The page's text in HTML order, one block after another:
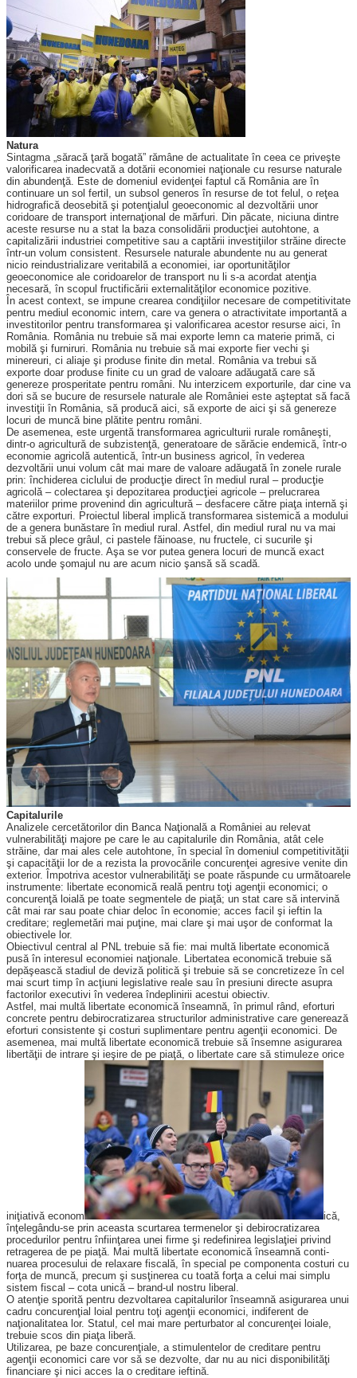
Natura
Sintagma „săracă ţară bogată” ră­mâne de actualitate în ceea ce pri­veşte
valorificarea inadecvată a dotării economiei naţionale cu re­surse naturale
din abundenţă. Este de domeniul evidenţei faptul că Ro­mânia are în
continuare un sol fertil, un subsol generos în resurse de tot felul, o reţea
hidrografică deosebită şi potenţialul geoeconomic al dez­voltării unor
coridoare de transport internaţional de mărfuri. Din păcate, niciuna dintre
aceste resurse nu a stat la baza consolidării producţiei autohtone, a
capitalizării industriei competitive sau a captării investiţiilor străine directe
într-un volum con­sistent. Resursele naturale abundente nu au generat
nicio reindustrializare veritabilă a economiei, iar opor­tunităţilor
geoeconomice ale cori­doarelor de transport nu li s-a acordat atenţia
necesară, în scopul fruc­tificării externalităţilor economice pozitive.
În acest context, se impune crearea condiţiilor necesare de compe­titivitate
pentru mediul economic intern, care va genera o atractivitate importantă a
investitorilor pentru transformarea şi valorificarea acestor resurse aici, în
România. România nu trebuie să mai exporte lemn ca materie primă, ci
mobilă şi furniruri. România nu trebuie să mai exporte fier vechi şi
minereuri, ci aliaje şi produse finite din metal. România va trebui să
exporte doar produse finite cu un grad de valoare adăugată care să
genereze prosperitate pentru români. Nu interzicem exporturile, dar cine va
dori să se bucure de resursele naturale ale României este aşteptat să facă
investiţii în România, să producă aici, să exporte de aici şi să genereze
locuri de muncă bine plătite pentru români.
De asemenea, este urgentă transformarea agriculturii rurale româneşti,
dintr-o agricultură de subzistenţă, generatoare de sărăcie endemică, într-o
economie agricolă autentică, într-un business agricol, în vederea
dezvoltării unui volum cât mai mare de valoare adăugată în zonele rurale
prin: închiderea ciclului de producţie direct în mediul rural – producţie
agricolă – colectarea şi depozitarea producţiei agricole – prelucrarea
materiilor prime provenind din agricultură – desfacere către piaţa internă şi
către exporturi. Proiectul liberal implică transfor­marea sistemică a modului
de a genera bunăstare în mediul rural. Astfel, din mediul rural nu va mai
trebui să plece grâul, ci pastele făinoase, nu fructele, ci sucurile şi
conservele de fructe. Aşa se vor putea genera locuri de muncă exact
acolo unde şomajul nu are acum nicio şansă să scadă.
Capitalurile
Analizele cercetătorilor din Banca Naţională a României au relevat
vulnerabilităţi majore pe care le au capitalurile din România, atât cele
străine, dar mai ales cele autohtone, în special în domeniul com­pe­titivităţii
şi capacităţii lor de a rezista la provocările concurenţei agresive venite din
exterior. Împotriva acestor vulnerabilităţi se poate răspunde cu următoarele
instrumente: libertate economică reală pentru toţi agenţii economici; o
concurenţă loială pe toate segmentele de piaţă; un stat care să intervină
cât mai rar sau poate chiar deloc în economie; acces facil şi ieftin la
creditare; reglemetări mai puţine, mai clare şi mai uşor de conformat la
obiectivele lor.
Obiectivul central al PNL trebuie să fie: mai multă libertate economică
pusă în interesul economiei naţio­nale. Libertatea economică trebuie să
depăşească stadiul de deviză politică şi trebuie să se concretizeze în cel
mai scurt timp în acţiuni legislative reale sau în presiuni directe asupra
fac­torilor executivi în vederea înde­plinirii acestui obiectiv.
Astfel, mai multă libertate economică înseamnă, în primul rând, eforturi
concrete pentru debiro­cratizarea structurilor administrative care generează
eforturi consistente şi costuri suplimentare pentru agenţii economici. De
asemenea, mai multă libertate economică trebuie să în­semne asigurarea
libertăţii de intrare şi ieşire de pe piaţă, o libertate care să stimuleze orice
iniţiativă econom
ică,
înţelegându-se prin aceasta scurtarea termenelor şi debirocratizarea
proce­durilor pentru înfiinţarea unei firme şi redefinirea legislaţiei privind
retragerea de pe piaţă. Mai multă libertate economică înseamnă conti­
nuarea procesului de relaxare fiscală, în special pe componenta costuri cu
forţa de muncă, precum şi susţinerea cu toată forţa a celui mai simplu
sistem fiscal – cota unică – brand-ul nostru liberal.
O atenţie sporită pentru dez­voltarea capitalurilor înseamnă asi­gurarea unui
cadru concurenţial loial pentru toţi agenţii economici, in­diferent de
naţionalitatea lor. Statul, cel mai mare perturbator al con­curenţei loiale,
trebuie scos din piaţa liberă.
Utilizarea, pe baze concurenţiale, a stimulentelor de creditare pentru
agenţii economici care vor să se dezvolte, dar nu au nici dispo­nibilităţi
financiare şi nici acces la o creditare ieftină.